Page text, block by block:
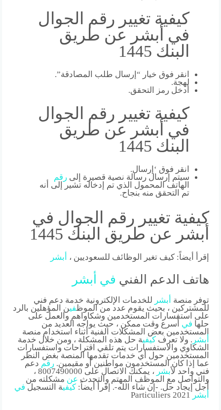
كيفية تغيير رقم الجوال
في أبشر عن طريق
البنك 1445
انقر فوق خيار “إرسال طلب المصادقة”.
لهجة.
أدخل رمز التحقق.
كيفية تغيير رقم الجوال
في أبشر عن طريق
البنك 1445
انقر فوق ‘إرسال.
سيتم إرسال رسالة نصية قصيرة إلىرقم
الهاتف المحمول الذي تم إدخاله تشير إلى أنه
تم التحقق منه بنجاح.
كيفية تغيير رقم الجوال في
أبشر عن طريق البنك 1445
إقرأ أيضاً: كيف تغير الوظائف للسعوديين ، أبشر
هاتف الدعم الفني في أبشر
توفر منصة أبشر
للخدمات الإلكترونية خدمة دعم فني
للمشتركين ، بحيث يقوم عدد من الموظفين المؤهلين بالرد
على استفسارات المستخدمين وشكاواهم والعمل على
حلها في أسرع وقت ممكن ، حيث يواجه العديد من
المستخدمين بعض المشكلات الفنية أثناء استخدام منصة
أبشر . ولا تعرفكيفية حل هذه المشكلة ، ومن خلال خدمة
الشكاوي والاستفسارات يتم تلقي اقتراحات واستفسارات
المستخدمين حول أي خدمات تقدمها المنصة بغض النظر
عما إذا كان المستخدمون مواطنين أو مقيمين.رقم دعم
فني واحد لأبشر
، يمكنك الاتصال على 8007490000 ،
والتواصل مع الموظف المهتم والتحدث عن مشكلته من
أجل إيجاد حل. -إن شاء الله-. إقرأ أيضاً:كيفية التسجيل في
أبشر